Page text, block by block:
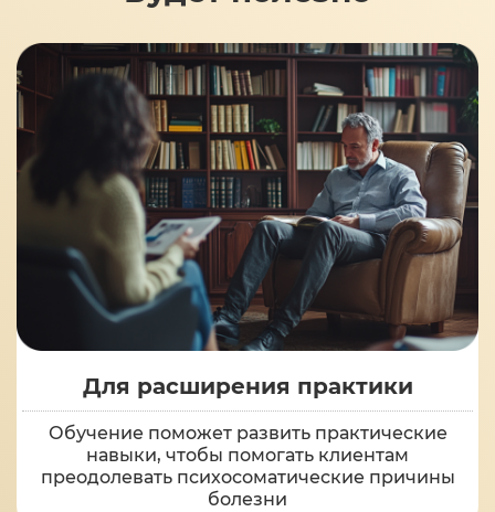
Для расширения практики
Обучение поможет развить практические
навыки, чтобы помогать клиентам
преодолевать психосоматические причины
болезни